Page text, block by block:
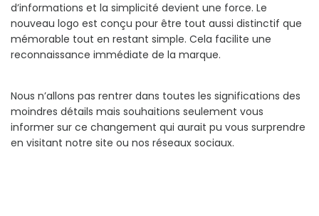
d’informations et la simplicité devient une force. Le
nouveau logo est conçu pour être tout aussi distinctif que
mémorable tout en restant simple. Cela facilite une
reconnaissance immédiate de la marque.
Nous n’allons pas rentrer dans toutes les significations des
moindres détails mais souhaitions seulement vous
informer sur ce changement qui aurait pu vous surprendre
en visitant notre site ou nos réseaux sociaux.